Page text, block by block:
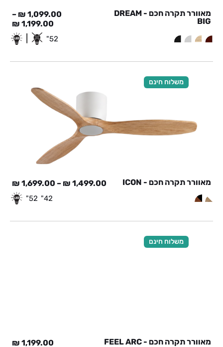
מאוורר תקרה חכם - DREAM
BIG
1,099.00
₪
–
1,199.00
₪
52"
משלוח חינם
מאוורר תקרה חכם - ICON 1,499.00
₪
–
1,699.00
₪
42"
52"
משלוח חינם
מאוורר תקרה חכם - FEEL ARC 1,199.00
₪